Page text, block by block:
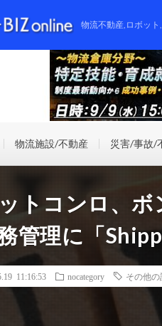
物流不動産,ロボッ
物流施設/不動産 災害/事故/
トコンロ、ボ
管理に「
11:16:53 nocategory その他の